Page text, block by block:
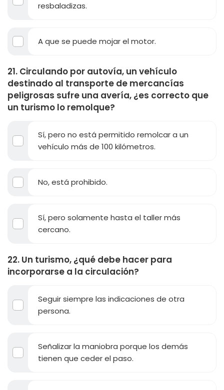
resbaladizas.
A que se puede mojar el motor.
21. Circulando por autovía, un vehículo
destinado al transporte de mercancías
peligrosas sufre una avería, ¿es correcto que
un turismo lo remolque?
Sí, pero no está permitido remolcar a un
vehículo más de 100 kilómetros.
No, está prohibido.
Sí, pero solamente hasta el taller más
cercano.
22. Un turismo, ¿qué debe hacer para
incorporarse a la circulación?
Seguir siempre las indicaciones de otra
persona.
Señalizar la maniobra porque los demás
tienen que ceder el paso.